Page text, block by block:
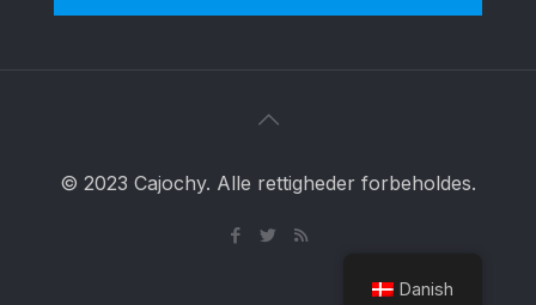
© 2023 Cajochy. Alle rettigheder forbeholdes.
Danish